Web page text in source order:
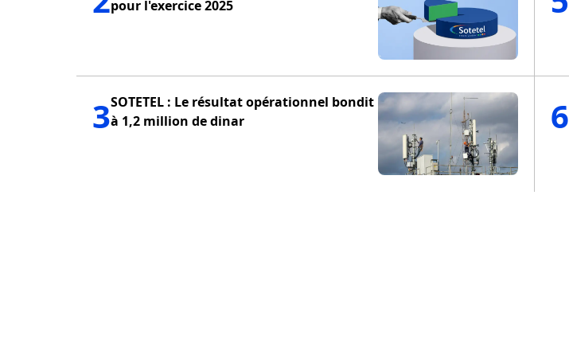
pour l'exercice 2025
3SOTETEL : Le résultat opérationnel bondit
à 1,2 million de dinar
6